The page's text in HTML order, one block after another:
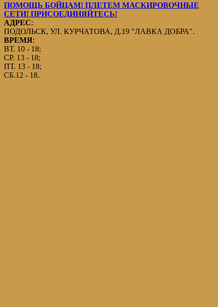
ПОМОЩЬ БОЙЦАМ! ПЛЕТЕМ МАСКИРОВОЧНЫЕ
СЕТИ! ПРИСОЕДИНЯЙТЕСЬ!
АДРЕС:
ПОДОЛЬСК, УЛ. КУРЧАТОВА, Д.19 "ЛАВКА ДОБРА".
ВРЕМЯ:
ВТ. 10 - 18;
СР. 13 - 18;
ПТ. 13 - 18;
СБ.12 - 18.